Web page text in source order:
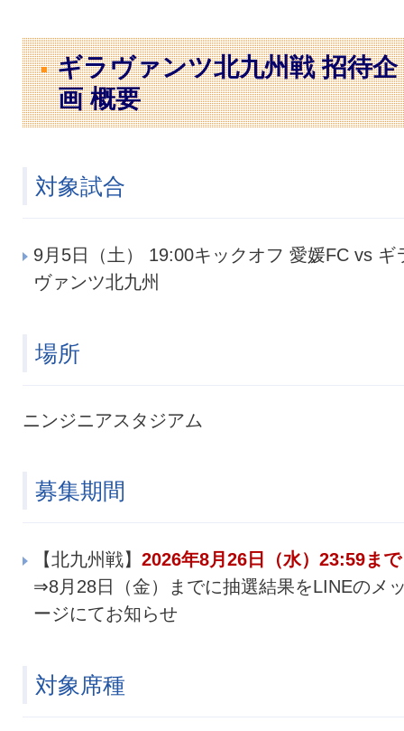
ギラヴァンツ北九州戦 招待企
画 概要
対象試合
9月5日（土） 19:00キックオフ 愛媛FC vs ギ
ヴァンツ北九州
場所
ニンジニアスタジアム
募集期間
【北九州戦】 2026年8月26日（水）23:59まで
⇒8月28日（金）までに抽選結果をLINEのメ
ージにてお知らせ
対象席種